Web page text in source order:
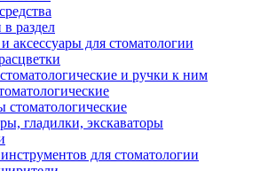
раздел
аксессуары для стоматологии
и ручки к ним
стоматологические
гладилки, экскаваторы
для стоматологии